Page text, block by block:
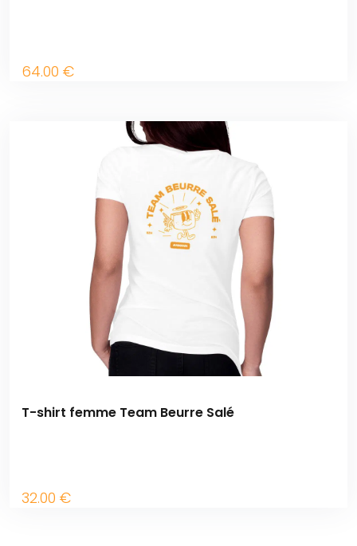
64.00 €
T-shirt femme Team Beurre Salé
32.00 €